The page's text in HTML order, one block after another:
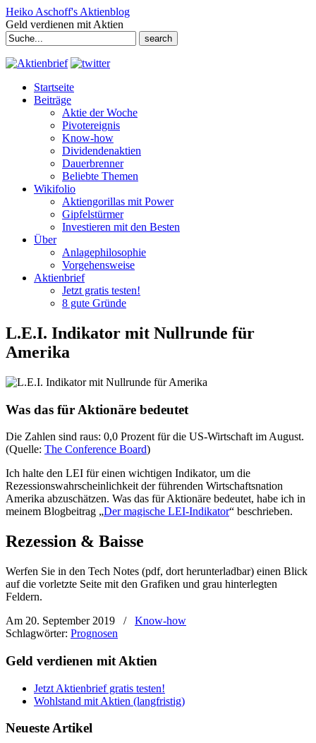
Heiko Aschoff's Aktienblog
Geld verdienen mit Aktien
Search
for:
Startseite
Beiträge
Aktie der Woche
Pivotereignis
Know-how
Dividendenaktien
Dauerbrenner
Beliebte Themen
Wikifolio
Aktiengorillas mit Power
Gipfelstürmer
Investieren mit den Besten
Über
Anlagephilosophie
Vorgehensweise
Aktienbrief
Jetzt gratis testen!
8 gute Gründe
L.E.I. Indikator mit Nullrunde für
Amerika
Was das für Aktionäre bedeutet
Die Zahlen sind raus: 0,0 Prozent für die US-Wirtschaft im August.
(Quelle: The Conference Board)
Ich halte den LEI für einen wichtigen Indikator, um die
Rezessionswahrscheinlichkeit der führenden Wirtschaftsnation
Amerika abzuschätzen. Was das für Aktionäre bedeutet, habe ich in
meinem Blogbeitrag „Der magische LEI-Indikator“ beschrieben.
Rezession & Baisse
Werfen Sie in den Tech Notes (pdf, dort herunterladbar) einen Blick
auf die vorletzte Seite mit den Grafiken und grau hinterlegten
Feldern.
Am 20. September 2019
/
Know-how
Schlagwörter: Prognosen
Geld verdienen mit Aktien
Jetzt Aktienbrief gratis testen!
Wohlstand mit Aktien (langfristig)
Neueste Artikel